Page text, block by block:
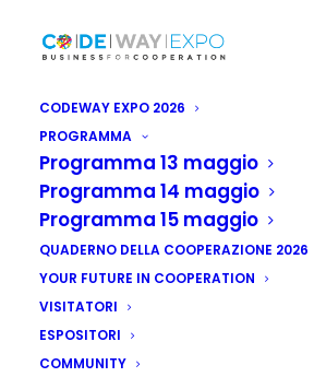
CODEWAY EXPO 2026
PROGRAMMA
Programma 13 maggio
Programma 14 maggio
Programma 15 maggio
QUADERNO DELLA COOPERAZIONE 2026
YOUR FUTURE IN COOPERATION
VISITATORI
ESPOSITORI
COMMUNITY